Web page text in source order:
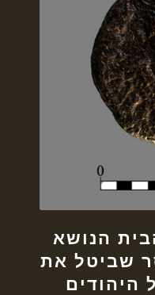
הנושא
שביטל את
היהודים